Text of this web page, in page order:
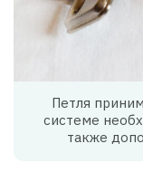
Петля
системе
также